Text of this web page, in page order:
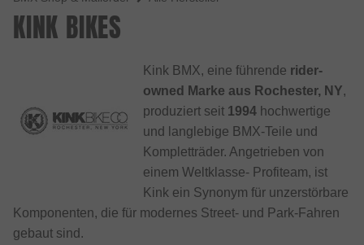
KINK BIKES
Kink BMX, eine führende rider-
owned Marke aus Rochester, NY,
produziert seit 1994 hochwertige
und langlebige BMX-Teile und
Kompletträder. Angetrieben von
einem Weltklasse- Profiteam, ist
Kink ein Synonym für unzerstörbare
Komponenten, die für modernes Street- und Park-Fahren
gebaut sind.